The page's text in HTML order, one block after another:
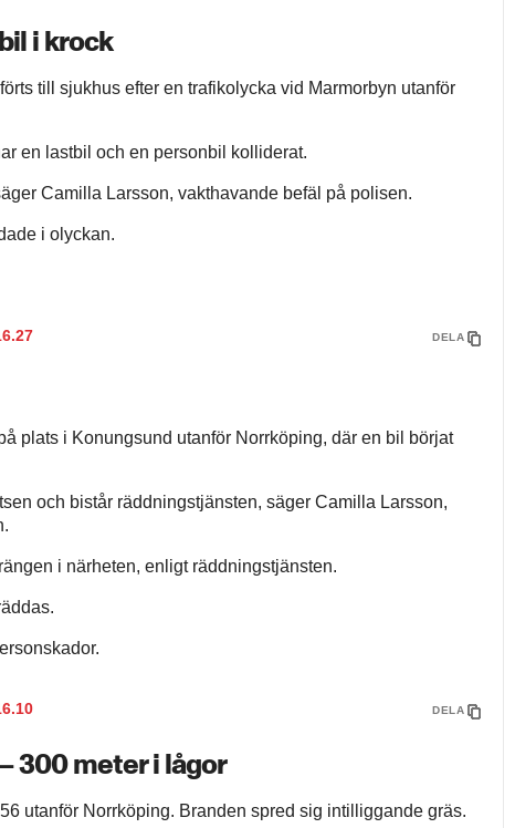
i krock
till sjukhus efter en trafikolycka vid Marmorbyn utanför
en lastbil och en personbil kolliderat.
Camilla Larsson, vakthavande befäl på polisen.
i olyckan.
DELA
plats i Konungsund utanför Norrköping, där en bil börjat
och bistår räddningstjänsten, säger Camilla Larsson,
i närheten, enligt räddningstjänsten.
DELA
300 meter i lågor
utanför Norrköping. Branden spred sig intilliggande gräs.